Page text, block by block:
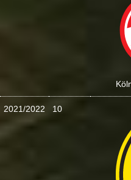
2021/2022 10